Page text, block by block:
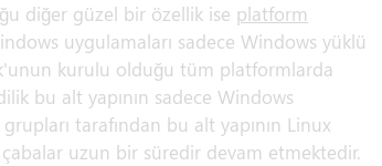
diğer güzel bir özellik ise platform
uygulamaları sadece Windows yüklü
kurulu olduğu tüm platformlarda
bu alt yapının sadece Windows
tarafından bu alt yapının Linux
uzun bir süredir devam etmektedir.